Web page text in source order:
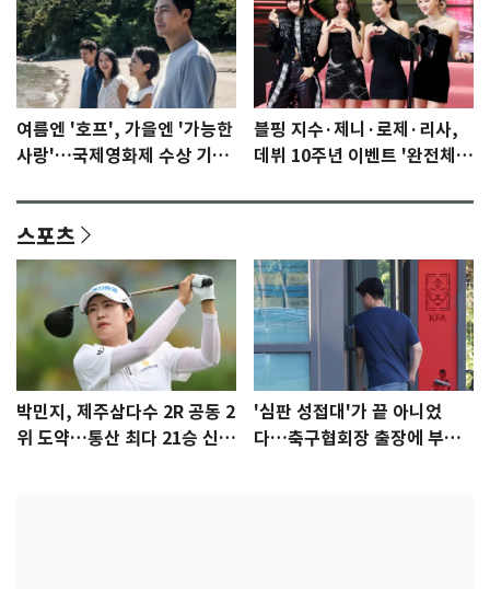
여름엔 '호프', 가을엔 '가능한
사랑'…국제영화제 수상 기대
블핑 지수·제니·로제·리사,
데뷔 10주년 이벤트 '완전체'
스포츠
박민지, 제주삼다수 2R 공동 2
위 도약…통산 최다 21승 신기
'심판 성접대'가 끝 아니었
다…축구협회장 출장에 부인